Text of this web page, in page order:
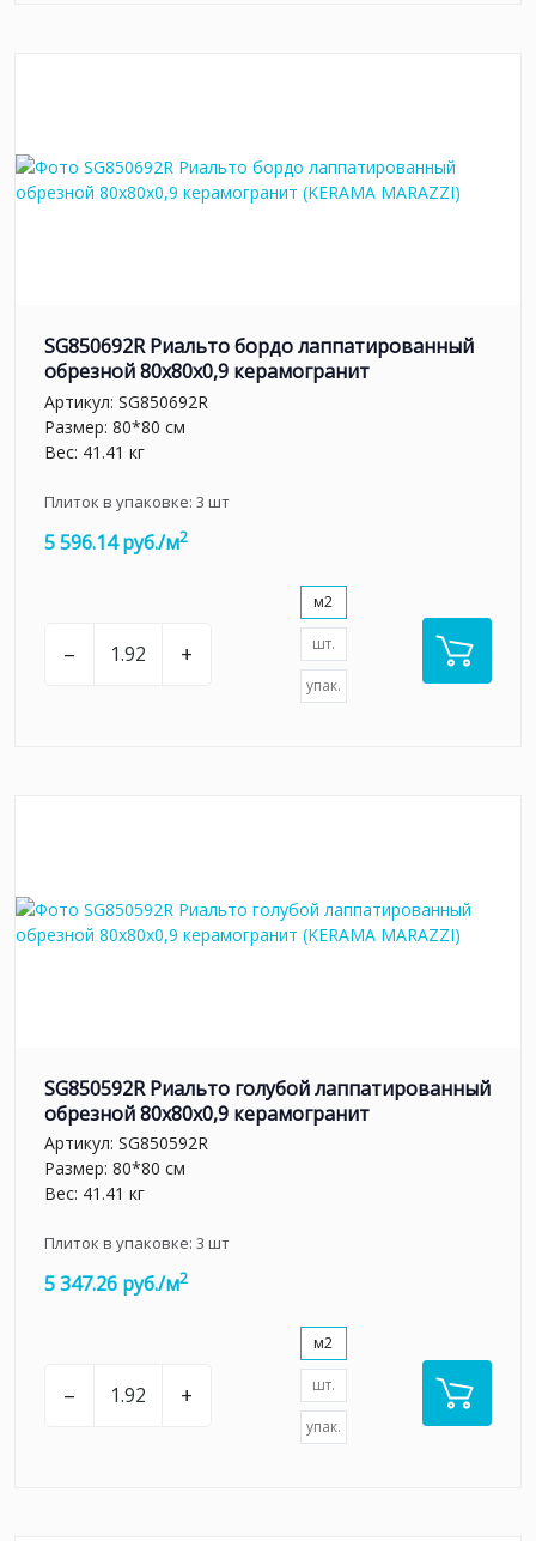
SG850692R Риальто бордо лаппатированный
обрезной 80x80x0,9 керамогранит
Артикул: SG850692R
Размер: 80*80 см
Вес: 41.41 кг
Плиток в упаковке: 3 шт
5 596.14 руб./м2
– +
м2
шт.
упак.
SG850592R Риальто голубой лаппатированный
обрезной 80x80x0,9 керамогранит
Артикул: SG850592R
Размер: 80*80 см
Вес: 41.41 кг
Плиток в упаковке: 3 шт
5 347.26 руб./м2
– +
м2
шт.
упак.